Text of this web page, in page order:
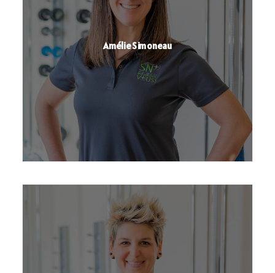
OFFRES D’EMPLOI
819 477-7751
Amélie Simoneau